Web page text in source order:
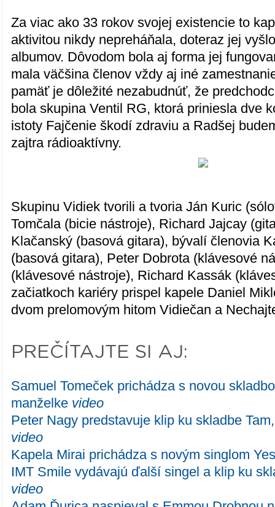
Za viac ako 33 rokov svojej existencie to
aktivitou nikdy nepreháňala, doteraz jej
albumov. Dôvodom bola aj forma jej
mala väčšina členov vždy aj iné
pamäť je dôležité nezabudnúť, že
bola skupina Ventil RG, ktorá priniesla dve
istoty Fajčenie škodí zdraviu a Radšej
zajtra rádioaktívny.
Skupinu Vidiek tvorili a tvoria Ján Kuric
Tomčala (bicie nástroje), Richard Jajcay
Klačanský (basová gitara), bývalí členovia
(basová gitara), Peter Dobrota (klávesové
(klávesové nástroje), Richard Kassák
začiatkoch kariéry prispel kapele Daniel
dvom prelomovým hitom Vidiečan a
PREČÍTAJTE SI AJ:
Samuel Tomeček prichádza s novou
manželke video
Peter Nagy predstavuje klip ku skladbe
video
Kapela Mirai prichádza s novým singlom
IMT Smile vydávajú ďalší singel a klip ku
video